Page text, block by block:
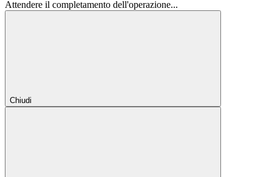
Attendere il completamento dell'operazione...
Chiudi